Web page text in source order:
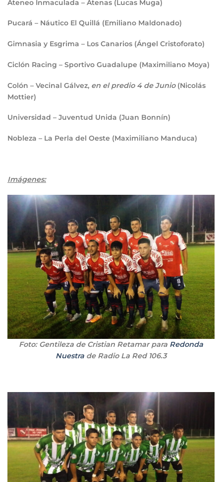
Ateneo Inmaculada – Atenas (Lucas Muga)
Pucará – Náutico El Quillá (Emiliano Maldonado)
Gimnasia y Esgrima – Los Canarios (Ángel Cristoforato)
Ciclón Racing – Sportivo Guadalupe (Maximiliano Moya)
Colón – Vecinal Gálvez, en el predio 4 de Junio(Nicolás
Mottier)
Universidad – Juventud Unida (Juan Bonnín)
Nobleza – La Perla del Oeste (Maximiliano Manduca)
Imágenes:
Foto: Gentileza de Cristian Retamar para Redonda
Nuestra de Radio La Red 106.3